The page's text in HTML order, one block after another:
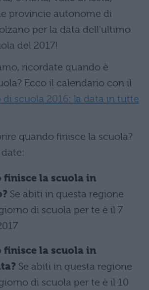
provincie autonome di
per la data dell'ultimo
del 2017!
ricordate quando è
Ecco il calendario con il
scuola 2016: la data in tutte
quando finisce la scuola?
finisce la scuola in
Se abiti in questa regione
di scuola per te è il 7
finisce la scuola in
Se abiti in questa regione
di scuola per te è il 10